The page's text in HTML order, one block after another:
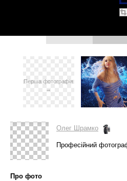
Перша фотографія
→
Олег Шрамко
Професійний
Про фото